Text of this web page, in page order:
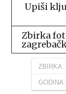
Zbirka
ZBIRKA:
GODINA: